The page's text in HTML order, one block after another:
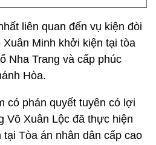
liên quan đến vụ kiện đòi
Minh khởi kiện tại tòa
Nha Trang và cấp phúc
Hòa.
có phán quyết tuyên có lợi
Võ Xuân Lộc đã thực hiện
Tòa án nhân dân cấp cao